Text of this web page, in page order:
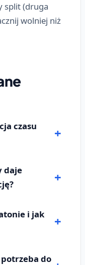
split (druga
wolniej niż
czasu
daje
i jak
do